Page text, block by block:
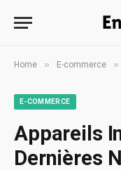
Home » E-commerce »
E-COMMERCE
Appareils
Dernières